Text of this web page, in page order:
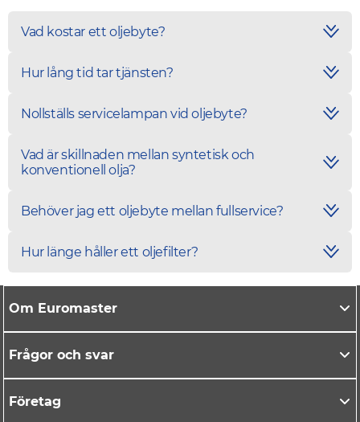
Vad kostar ett oljebyte?
Hur lång tid tar tjänsten?
Nollställs servicelampan vid oljebyte?
Vad är skillnaden mellan syntetisk och
konventionell olja?
Behöver jag ett oljebyte mellan fullservice?
Hur länge håller ett oljefilter?
Om Euromaster
Frågor och svar
Företag